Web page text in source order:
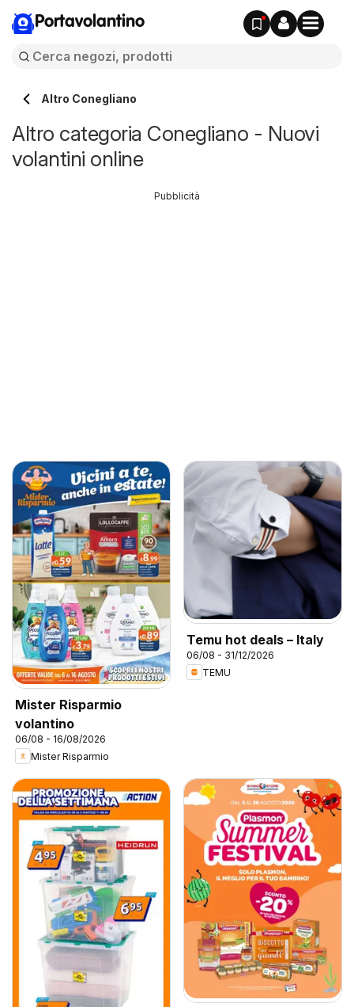
Portavolantino
Altro Conegliano
Altro categoria Conegliano - Nuovi
volantini online
Mister Risparmio
volantino
06/08 - 16/08/2026
Mister Risparmio
Temu hot deals – Italy
06/08 - 31/12/2026
TEMU
Pubblicità